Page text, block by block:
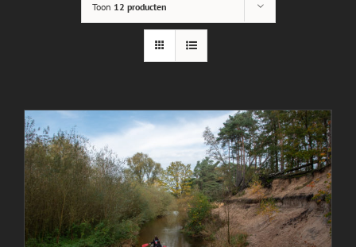
Toon 12 producten